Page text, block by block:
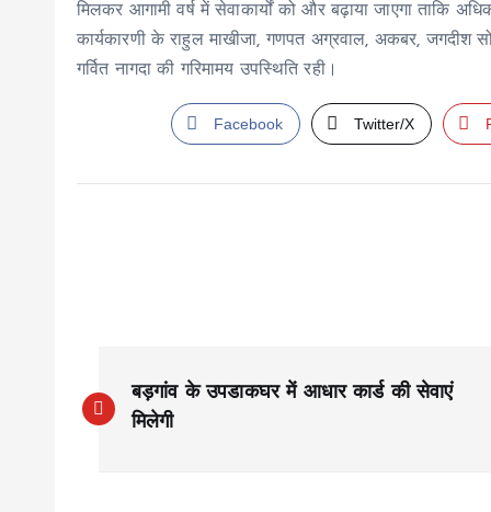
मिलकर आगामी वर्ष में सेवाकार्यों को और बढ़ाया जाएगा ताकि
कार्यकारणी के राहुल माखीजा, गणपत अग्रवाल, अकबर, जगदीश
गर्वित नागदा की गरिमामय उपस्थिति रही।
Facebook Twitter/X
o
बड़गांव के उपडाकघर में आधार कार्ड की सेवाएं
मिलेगी